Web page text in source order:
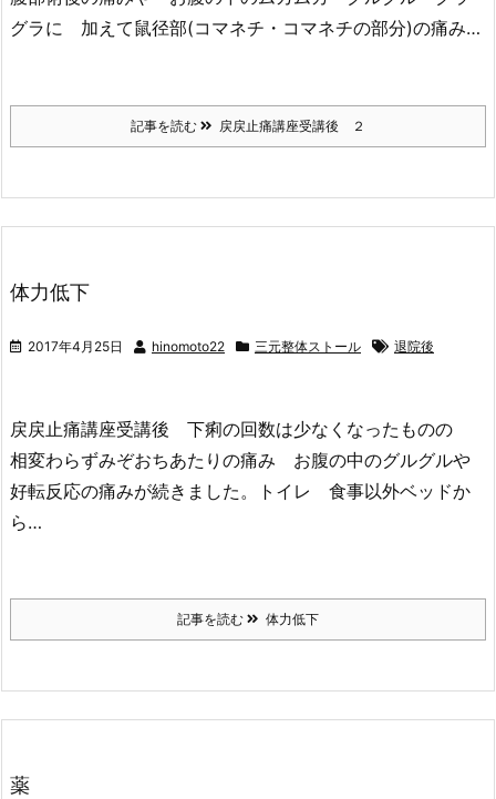
グラに 加えて鼠径部(コマネチ・コマネチの部分)の痛み…
記事を読む 戻戻止痛講座受講後 ２
体力低下
2017年4月25日 hinomoto22 三元整体ストール 退院後
戻戻止痛講座受講後 下痢の回数は少なくなったものの
相変わらずみぞおちあたりの痛み お腹の中のグルグルや
好転反応の痛みが続きました。トイレ 食事以外ベッドか
ら…
記事を読む 体力低下
薬